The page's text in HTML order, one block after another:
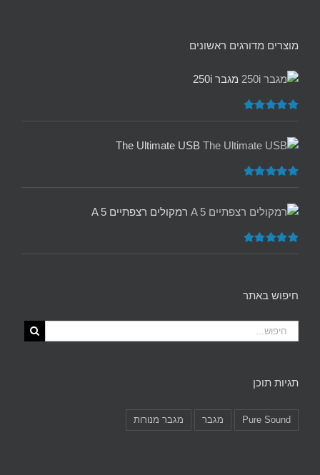
מוצרים מדורגים ראשונים
מגבר 250i
דורג5.00
The Ultimate USB
דורג5.00
רמקולים רצפתיים A 5
דורג5.00
חיפוש באתר
תגיות תוכן
Pure Sound מגבר מגבר מנורות